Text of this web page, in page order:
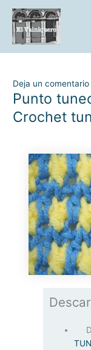
contenido
Deja un comentario
Punto
Crochet